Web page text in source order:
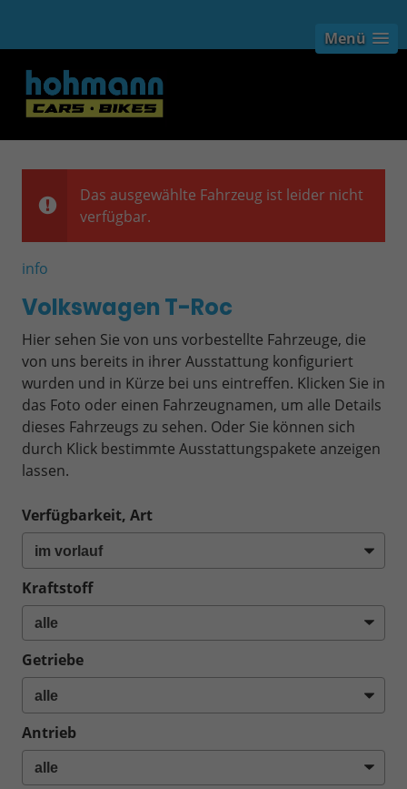
Menü
Das ausgewählte Fahrzeug ist leider nicht
verfügbar.
info
Volkswagen T-Roc
Hier sehen Sie von uns vorbestellte Fahrzeuge, die
von uns bereits in ihrer Ausstattung konfiguriert
wurden und in Kürze bei uns eintreffen. Klicken Sie in
das Foto oder einen Fahrzeugnamen, um alle Details
dieses Fahrzeugs zu sehen. Oder Sie können sich
durch Klick bestimmte Ausstattungspakete anzeigen
lassen.
Verfügbarkeit, Art
Kraftstoff
Getriebe
Antrieb